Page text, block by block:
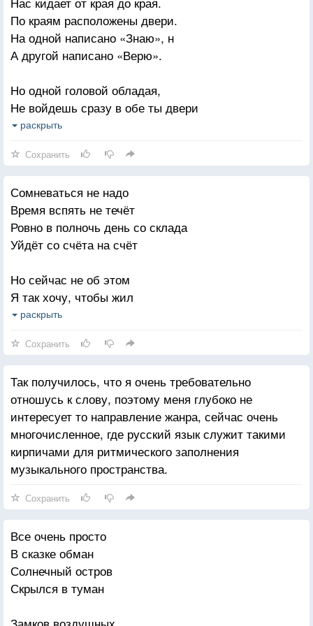
И подарит нам один день
В нарушение всех своих прав.
Над облаками, поверх границ
И понесет перелетных птиц
Вдаль от меня к тебе.
К чему стремишься: Быть или казаться?
Что стоит жизнь
В довольстве иль покое,
Фальшивя переделанной строкою
Легко казаться.
Очень трудно быть.
По краям расположены двери.
На одной написано «Знаю», н
А другой написано «Верю».
Но одной головой обладая,
Не войдешь сразу в обе ты двери
Если веришь, то веришь не зная
раскрыть
Сохранить
Сомневаться не надо
Время вспять не течёт
Ровно в полночь день со склада
Уйдёт со счёта на счёт
Но сейчас не об этом
Я так хочу, чтобы жил
Тот, кто бросит лучик света в этот
раскрыть
Сохранить
Так получилось, что я очень требовательно
отношусь к слову, поэтому меня глубоко не
интересует то направление жанра, сейчас очень
многочисленное, где русский язык служит такими
кирпичами для ритмического заполнения
музыкального пространства.
Сохранить
Все очень просто
В сказке обман
Солнечный остров
Скрылся в туман